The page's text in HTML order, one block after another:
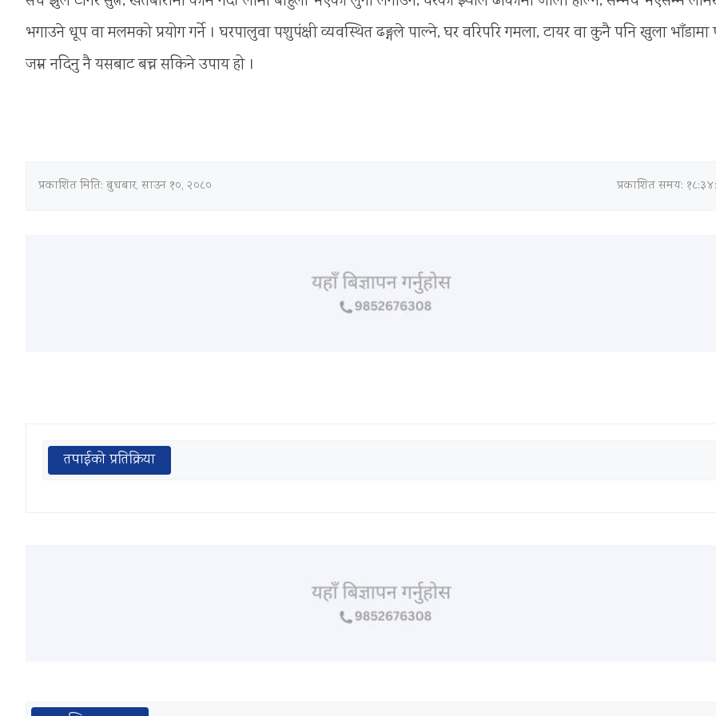
भगाउने धूप वा मलमको प्रयोग गर्ने । घरपालुवा पशुपंक्षी व्यवस्थित ढङ्गले पाल्ने, घर वरिपरि गमला, टायर वा कुनै पनि खुला भाँडामा
जम्न नदिनु नै यसबाट बच्न सकिने उपाय हो ।
प्रकाशित मिति: बुधबार, साउन १०, २०८० प्रकाशित समय:
तपाईको प्रतिक्रिया